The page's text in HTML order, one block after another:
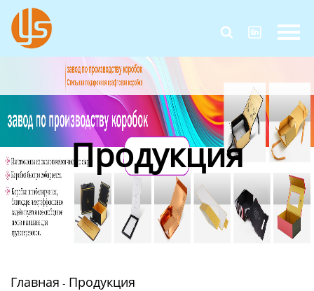
 
Главная
Продукция
О Нас
Контакты Продукция
Главная - Продукция